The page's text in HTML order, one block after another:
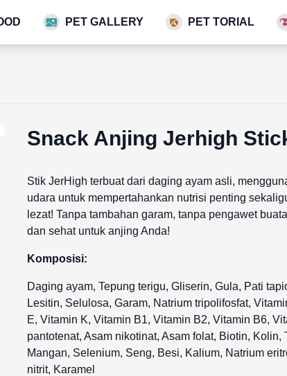
PET GALLERY PET TORIAL
Snack Anjing Jerhigh
Stik JerHigh terbuat dari daging ayam asli,
udara untuk mempertahankan nutrisi penting
lezat! Tanpa tambahan garam, tanpa pengawet
dan sehat untuk anjing Anda!
Komposisi:
Daging ayam, Tepung terigu, Gliserin, Gula, Pati
Lesitin, Selulosa, Garam, Natrium tripolifosfat,
E, Vitamin K, Vitamin B1, Vitamin B2, Vitamin B6,
pantotenat, Asam nikotinat, Asam folat, Biotin, Kolin,
Mangan, Selenium, Seng, Besi, Kalium, Natrium
nitrit, Karamel